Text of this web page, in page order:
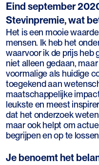
Eind september
Stevinpremie, wat
Het is een mooie
mensen. Ik heb het
waarvoor ik de prijs heb
niet alleen gedaan,
voormalige als huidige
toegekend aan
maatschappelijke
leukste en meest
dat het onderzoek
maar ook helpt om
begrijpen en op te
Je benoemt het